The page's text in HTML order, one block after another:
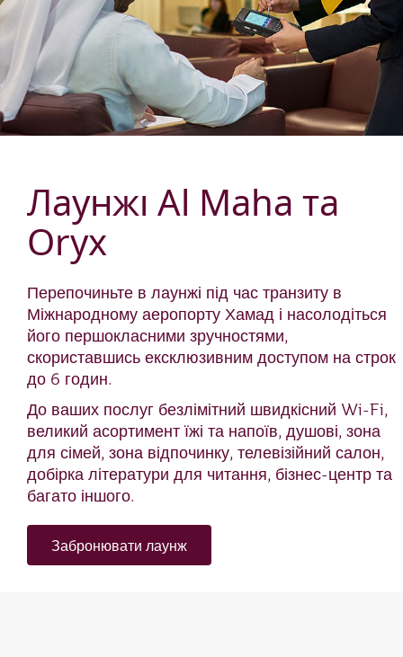
Лаунжі Al Maha та
Oryx
Перепочиньте в лаунжі під час транзиту в
Міжнародному аеропорту Хамад і насолодіться
його першокласними зручностями,
скориставшись ексклюзивним доступом на строк
до 6 годин.
До ваших послуг безлімітний швидкісний Wi-Fi,
великий асортимент їжі та напоїв, душові, зона
для сімей, зона відпочинку, телевізійний салон,
добірка літератури для читання, бізнес-центр та
багато іншого.
Забронювати лаунж